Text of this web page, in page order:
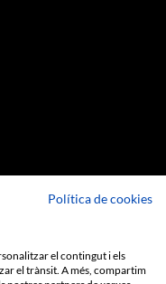
Política de cookies
el contingut i els
el trànsit. A més, compartim